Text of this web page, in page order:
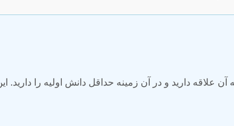
آن علاقه دارید و در آن زمینه حداقل دانش اولیه را